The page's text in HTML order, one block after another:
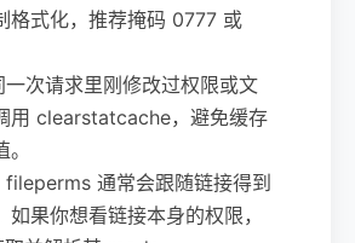
格式化，推荐掩码 0777 或
次请求里刚修改过权限或文
用 clearstatcache，避免缓存
fileperms 通常会跟随链接得到
如果你想看链接本身的权限，